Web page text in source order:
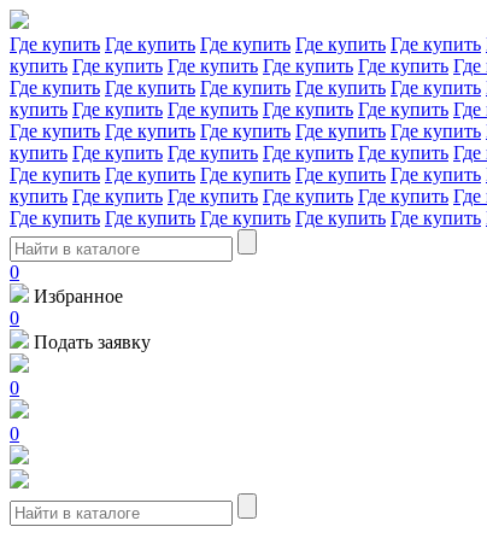
Где купить Где купить Где купить Где купить Где купить
купить Где купить Где купить Где купить Где купить Где
Где купить Где купить Где купить Где купить Где купить
купить Где купить Где купить Где купить Где купить Где
Где купить Где купить Где купить Где купить Где купить
купить Где купить Где купить Где купить Где купить Где
Где купить Где купить Где купить Где купить Где купить
купить Где купить Где купить Где купить Где купить Где
Где купить Где купить Где купить Где купить Где купить
0
Избранное
0
Подать заявку
0
0